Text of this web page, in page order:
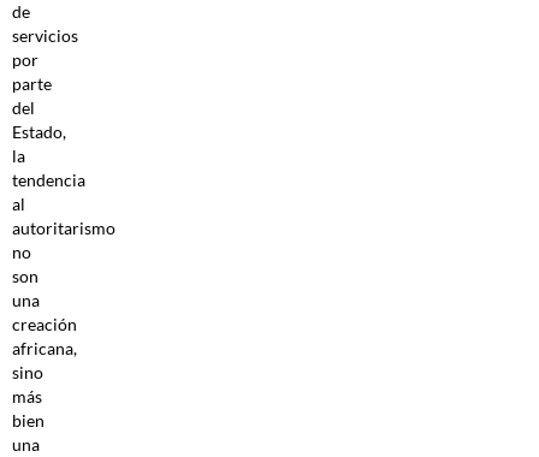
de
servicios
por
parte
del
Estado,
la
tendencia
al
autoritarismo
no
son
una
creación
africana,
sino
más
bien
una